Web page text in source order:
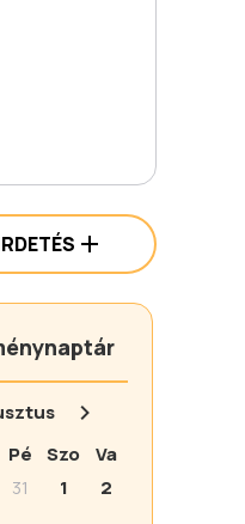
Pé Szo
Va
31 1
2